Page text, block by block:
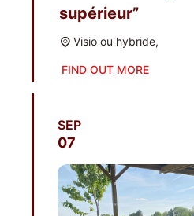
supérieur”
Visio ou hybride,
FIND OUT MORE
SEP
07